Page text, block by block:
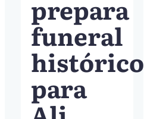
prepara
funeral
histórico
para